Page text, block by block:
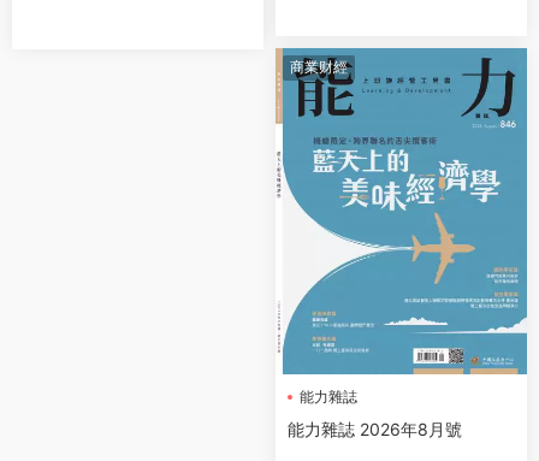
商業财經
能力雜誌
能力雜誌 2026年8月號